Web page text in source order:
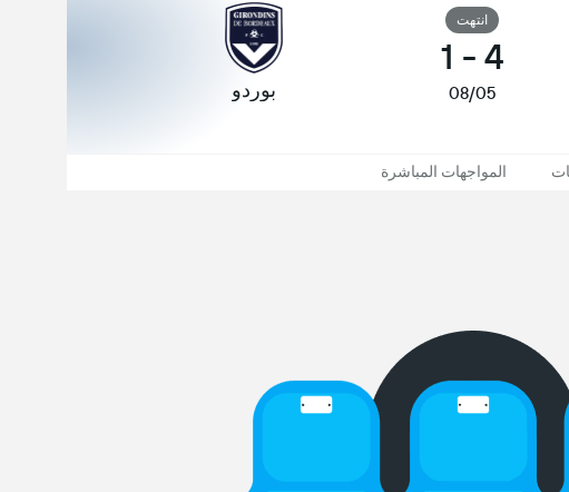
انتهت
4
-
1
08/05 بوردو
المواجهات المباشرة